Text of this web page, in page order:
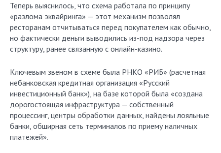
Теперь выяснилось, что схема работала по принципу
«разлома эквайринга» — этот механизм позволял
ресторанам отчитываться перед покупателем как обычно,
но фактически деньги выводились из-под надзора через
структуру, ранее связанную с онлайн-казино.
Ключевым звеном в схеме была РНКО «РИБ» (расчетная
небанковская кредитная организация «Русский
инвестиционный банк»), на базе которой была «создана
дорогостоящая инфраструктура — собственный
процессинг, центры обработки данных, найдены лояльные
банки, обширная сеть терминалов по приему наличных
платежей».